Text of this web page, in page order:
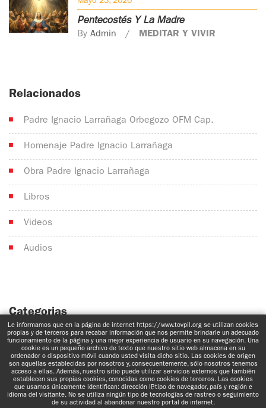
Pentecostés Y La Madre
By Admin MEDITAR Y VIVIR
Relacionados
Padre Ignacio Larrañaga Orbegozo OFM Cap.
Homenaje Padre Ignacio Larrañaga
Obra Padre Ignacio Larrañaga
Libros
Videos
Audios
Categorias
No hay categorías
www.tovpil.org Aviso de Privacidad Estructura Guías Registrados
Le informamos que en la página de internet https://www.tovpil.org se utilizan cookies
propias y de terceros para recabar información que nos permite brindarle un adecuado
funcionamiento de la página y una mejor experiencia de usuario en su navegación. Una
cookie es un pequeño archivo de texto que nuestro sitio web almacena en su
ordenador o dispositivo móvil cuando usted visita dicho sitio. Las cookies de origen
son aquellas establecidas por nosotros y, consecuentemente, sólo nosotros tenemos
acceso a ellas. Además, nuestro sitio puede utilizar servicios externos que también
establecen sus propias cookies, conocidas como cookies de terceros. Las cookies
que usamos únicamente identifican: dirección IP, tipo de navegador, país y región e
idioma del visitante. No se utiliza ningún tipo de tecnologías de rastreo o seguimiento
de su actividad al abandonar nuestro portal de internet.